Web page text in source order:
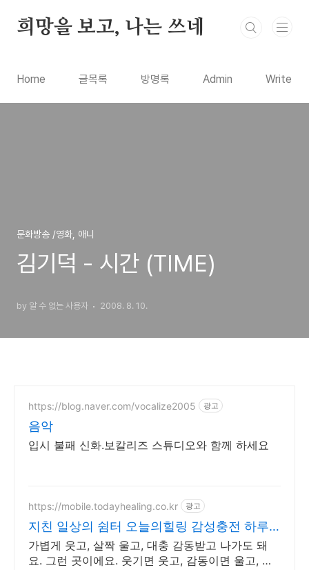
희망을 보고, 나는 쓰네
Home 글목록 방명록 Admin Write
문화방송 /영화, 애니
김기덕 - 시간 (TIME)
by 알 수 없는 사용자 2008. 8. 10.
https://blog.naver.com/vocalize2005 광고
음악
입시 불패 신화.보칼리즈 스튜디오와 함께 하세요
https://mobile.todayhealing.co.kr 광고
지친 일상의 쉼터 오늘의힐링 감성충전 하루 5
분 힐링타임
가볍게 웃고, 살짝 울고, 대충 감동받고 나가도 돼
요. 그런 곳이에요. 웃기면 웃고, 감동이면 울고, 아